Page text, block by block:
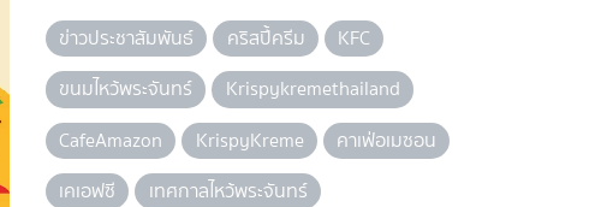
ข่าวประชาสัมพันธ์ คริสปี้ครีม
KFC
ขนมไหว้พระจันทร์
Krispykremethailand
CafeAmazon
KrispyKreme
คาเฟ่อเมซอน
เคเอฟซี
เทศกาลไหว้พระจันทร์